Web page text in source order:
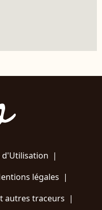
d'Utilisation |
légales |
autres traceurs |